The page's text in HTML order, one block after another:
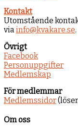
Kontakt
Utomstående
viainfo@kvakare.se.
Övrigt
Facebook
Personuppgifter
Medlemskap
För medlemmar
Medlemssidor
Om oss